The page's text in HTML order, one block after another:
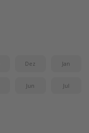
Dez Jan
Jun Jul